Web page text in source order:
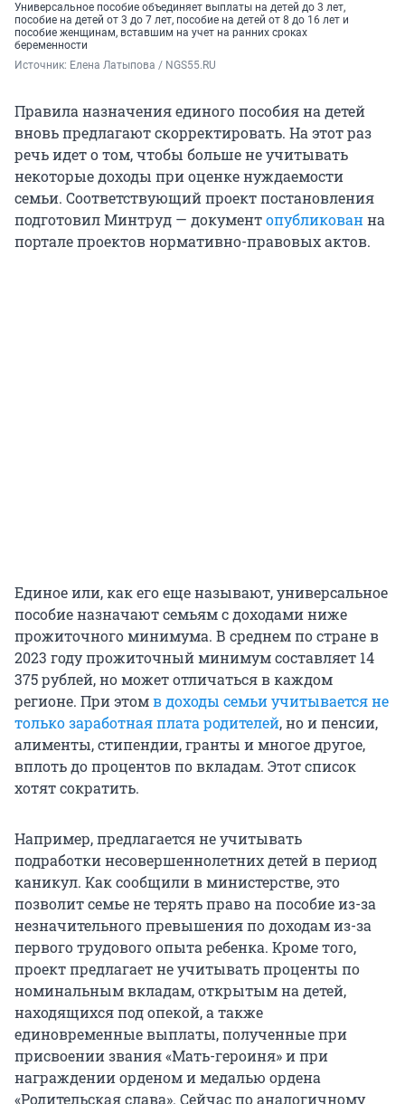
Универсальное пособие объединяет выплаты на детей до 3 лет,
пособие на детей от 3 до 7 лет, пособие на детей от 8 до 16 лет и
пособие женщинам, вставшим на учет на ранних сроках
беременности
Источник: Елена Латыпова / NGS55.RU
Правила назначения единого пособия на детей
вновь предлагают скорректировать. На этот раз
речь идет о том, чтобы больше не учитывать
некоторые доходы при оценке нуждаемости
семьи. Соответствующий проект постановления
подготовил Минтруд — документопубликованна
портале проектов нормативно-правовых актов.
Единое или, как его еще называют, универсальное
пособие назначают семьям с доходами ниже
прожиточного минимума. В среднем по стране в
2023 году прожиточный минимум составляет 14
375 рублей, но может отличаться в каждом
регионе. При этомв доходы семьи учитывается не
только заработная плата родителей, но и пенсии,
алименты, стипендии, гранты и многое другое,
вплоть до процентов по вкладам. Этот список
хотят сократить.
Например, предлагается не учитывать
подработки несовершеннолетних детей в период
каникул. Как сообщили в министерстве, это
позволит семье не терять право на пособие из-за
незначительного превышения по доходам из-за
первого трудового опыта ребенка. Кроме того,
проект предлагает не учитывать проценты по
номинальным вкладам, открытым на детей,
находящихся под опекой, а также
единовременные выплаты, полученные при
присвоении звания «Мать-героиня» и при
награждении орденом и медалью ордена
«Родительская слава». Сейчас по аналогичному